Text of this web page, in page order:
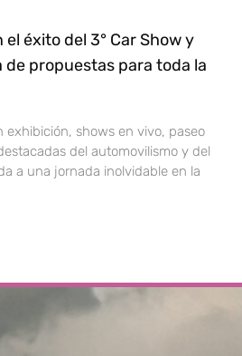
éxito del 3° Car Show y
propuestas para toda la
exhibición, shows en vivo, paseo
del automovilismo y del
a una jornada inolvidable en la